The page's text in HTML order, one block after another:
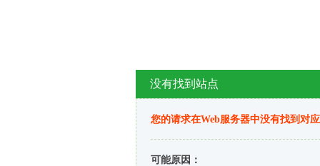
没有找到站点
您的请求在Web服务器中没有找到对
可能原因：